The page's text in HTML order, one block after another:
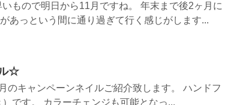
もので明日から11月ですね。 年末まで後2ヶ月に
あっという間に通り過ぎて行く感じがします...
☆
のキャンペーンネイルご紹介致します。 ハンドフ
です。 カラーチェンジも可能となっ...